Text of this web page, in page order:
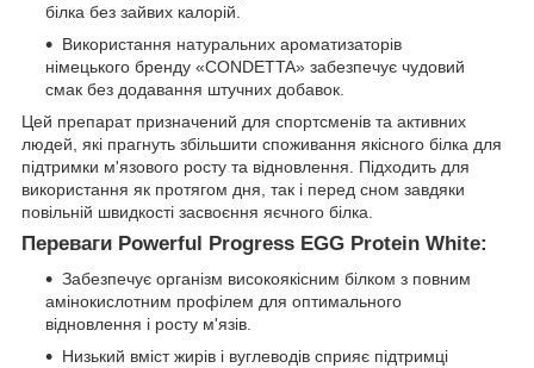
білка без зайвих калорій.
Використання натуральних ароматизаторів
німецького бренду «CONDETTA» забезпечує чудовий
смак без додавання штучних добавок.
Цей препарат призначений для спортсменів та активних
людей, які прагнуть збільшити споживання якісного білка для
підтримки м'язового росту та відновлення. Підходить для
використання як протягом дня, так і перед сном завдяки
повільній швидкості засвоєння яєчного білка.
Переваги Powerful Progress EGG Protein White:
Забезпечує організм високоякісним білком з повним
амінокислотним профілем для оптимального
відновлення і росту м'язів.
Низький вміст жирів і вуглеводів сприяє підтримці